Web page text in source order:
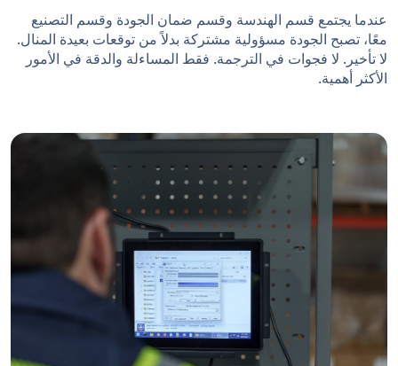
عندما يجتمع قسم الهندسة وقسم ضمان الجودة وقسم التصنيع
معًا، تصبح الجودة مسؤولية مشتركة بدلاً من توقعات بعيدة المنال.
لا تأخير. لا فجوات في الترجمة. فقط المساءلة والدقة في الأمور
الأكثر أهمية.